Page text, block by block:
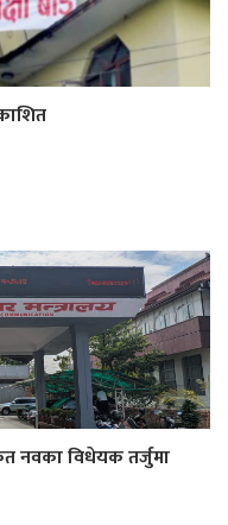
नवका विधेयक तर्जुमा